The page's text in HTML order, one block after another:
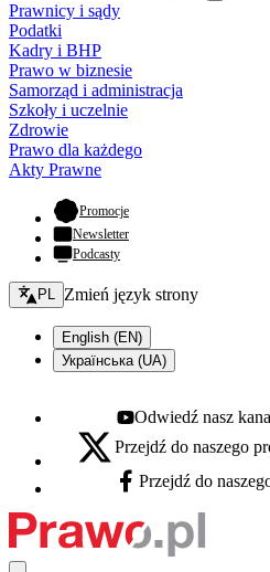
Prawnicy i sądy
Podatki
Kadry i BHP
Prawo w biznesie
Samorząd i administracja
Szkoły i uczelnie
Zdrowie
Prawo dla każdego
Akty Prawne
Promocje- otwiera się w nowej karcie
Newsletter
Podcasty
Zmień język - bieżący:
PL Zmień język strony
English (EN)
Українська (UA)
Youtube - otwiera się w
Odwiedź nasz
X - otwiera się w nowej karcie
Przejdź do naszego
Facebook - otwiera się w
Przejdź do